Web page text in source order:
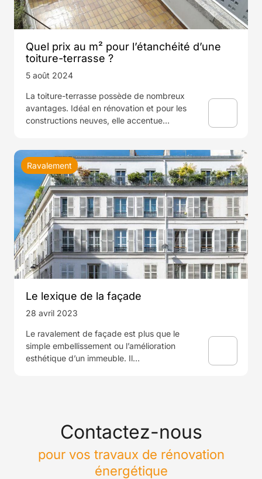
Quel prix au m² pour l’étanchéité d’une
toiture-terrasse ?
5 août 2024
La toiture-terrasse possède de nombreux
avantages. Idéal en rénovation et pour les
constructions neuves, elle accentue…
Ravalement
Le lexique de la façade
28 avril 2023
Le ravalement de façade est plus que le
simple embellissement ou l’amélioration
esthétique d’un immeuble. Il…
Contactez-nous
pour vos travaux de rénovation
énergétique